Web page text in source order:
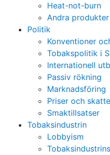
Heat-not-burn
Andra produkter
Politik
Konventioner
Tobakspolitik i
Internationell
Passiv rökning
Marknadsföring
Priser och
Smaktillsatser
Tobaksindustrin
Lobbyism